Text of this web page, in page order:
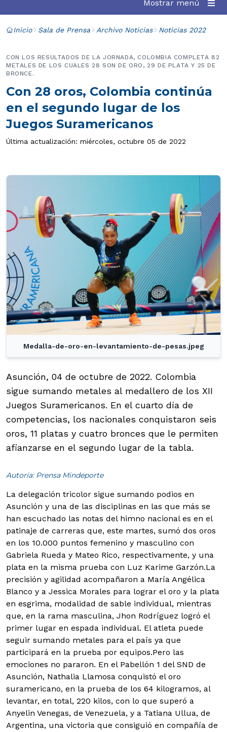
Mostrar menú
Inicio Sala de Prensa Archivo Noticias Noticias 2022
Con 28 oros, Colombia continúa
en el segundo lugar de los
Juegos Suramericanos
CON LOS RESULTADOS DE LA JORNADA, COLOMBIA COMPLETA 82
METALES DE LOS CUALES 28 SON DE ORO, 29 DE PLATA Y 25 DE
BRONCE.
Última actualización: miércoles, octubre 05 de 2022
Medalla-de-oro-en-levantamiento-de-pesas.jpeg
Asunción, 04 de octubre de 2022. Colombia
sigue sumando metales al medallero de los XII
Juegos Suramericanos. En el cuarto día de
competencias, los nacionales conquistaron seis
oros, 11 platas y cuatro bronces que le permiten
afianzarse en el segundo lugar de la tabla.
Autoría: Prensa Mindeporte
La delegación tricolor sigue sumando podios en
Asunción y una de las disciplinas en las que más se
han escuchado las notas del himno nacional es en el
patinaje de carreras que, este martes, sumó dos oros
en los 10.000 puntos femenino y masculino con
Gabriela Rueda y Mateo Rico, respectivamente, y una
plata en la misma prueba con Luz Karime Garzón.La
precisión y agilidad acompañaron a María Angélica
Blanco y a Jessica Morales para lograr el oro y la plata
en esgrima, modalidad de sable individual, mientras
que, en la rama masculina, Jhon Rodríguez logró el
primer lugar en espada individual. El atleta puede
seguir sumando metales para el país ya que
participará en la prueba por equipos.Pero las
emociones no pararon. En el Pabellón 1 del SND de
Asunción, Nathalia Llamosa conquistó el oro
suramericano, en la prueba de los 64 kilogramos, al
levantar, en total, 220 kilos, con lo que superó a
Anyelin Venegas, de Venezuela, y a Tatiana Ullua, de
Argentina, una victoria que consiguió en compañía de